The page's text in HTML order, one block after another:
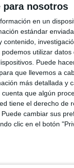
para nosotros
en un
estándar
utilizar datos
Puede
que llevemos a
más detallada y
cuenta que algún
tiene el derecho de
cambiar sus
clic en el botón
relevante y
de contexto
cada vez
que
o incluso
formas
el